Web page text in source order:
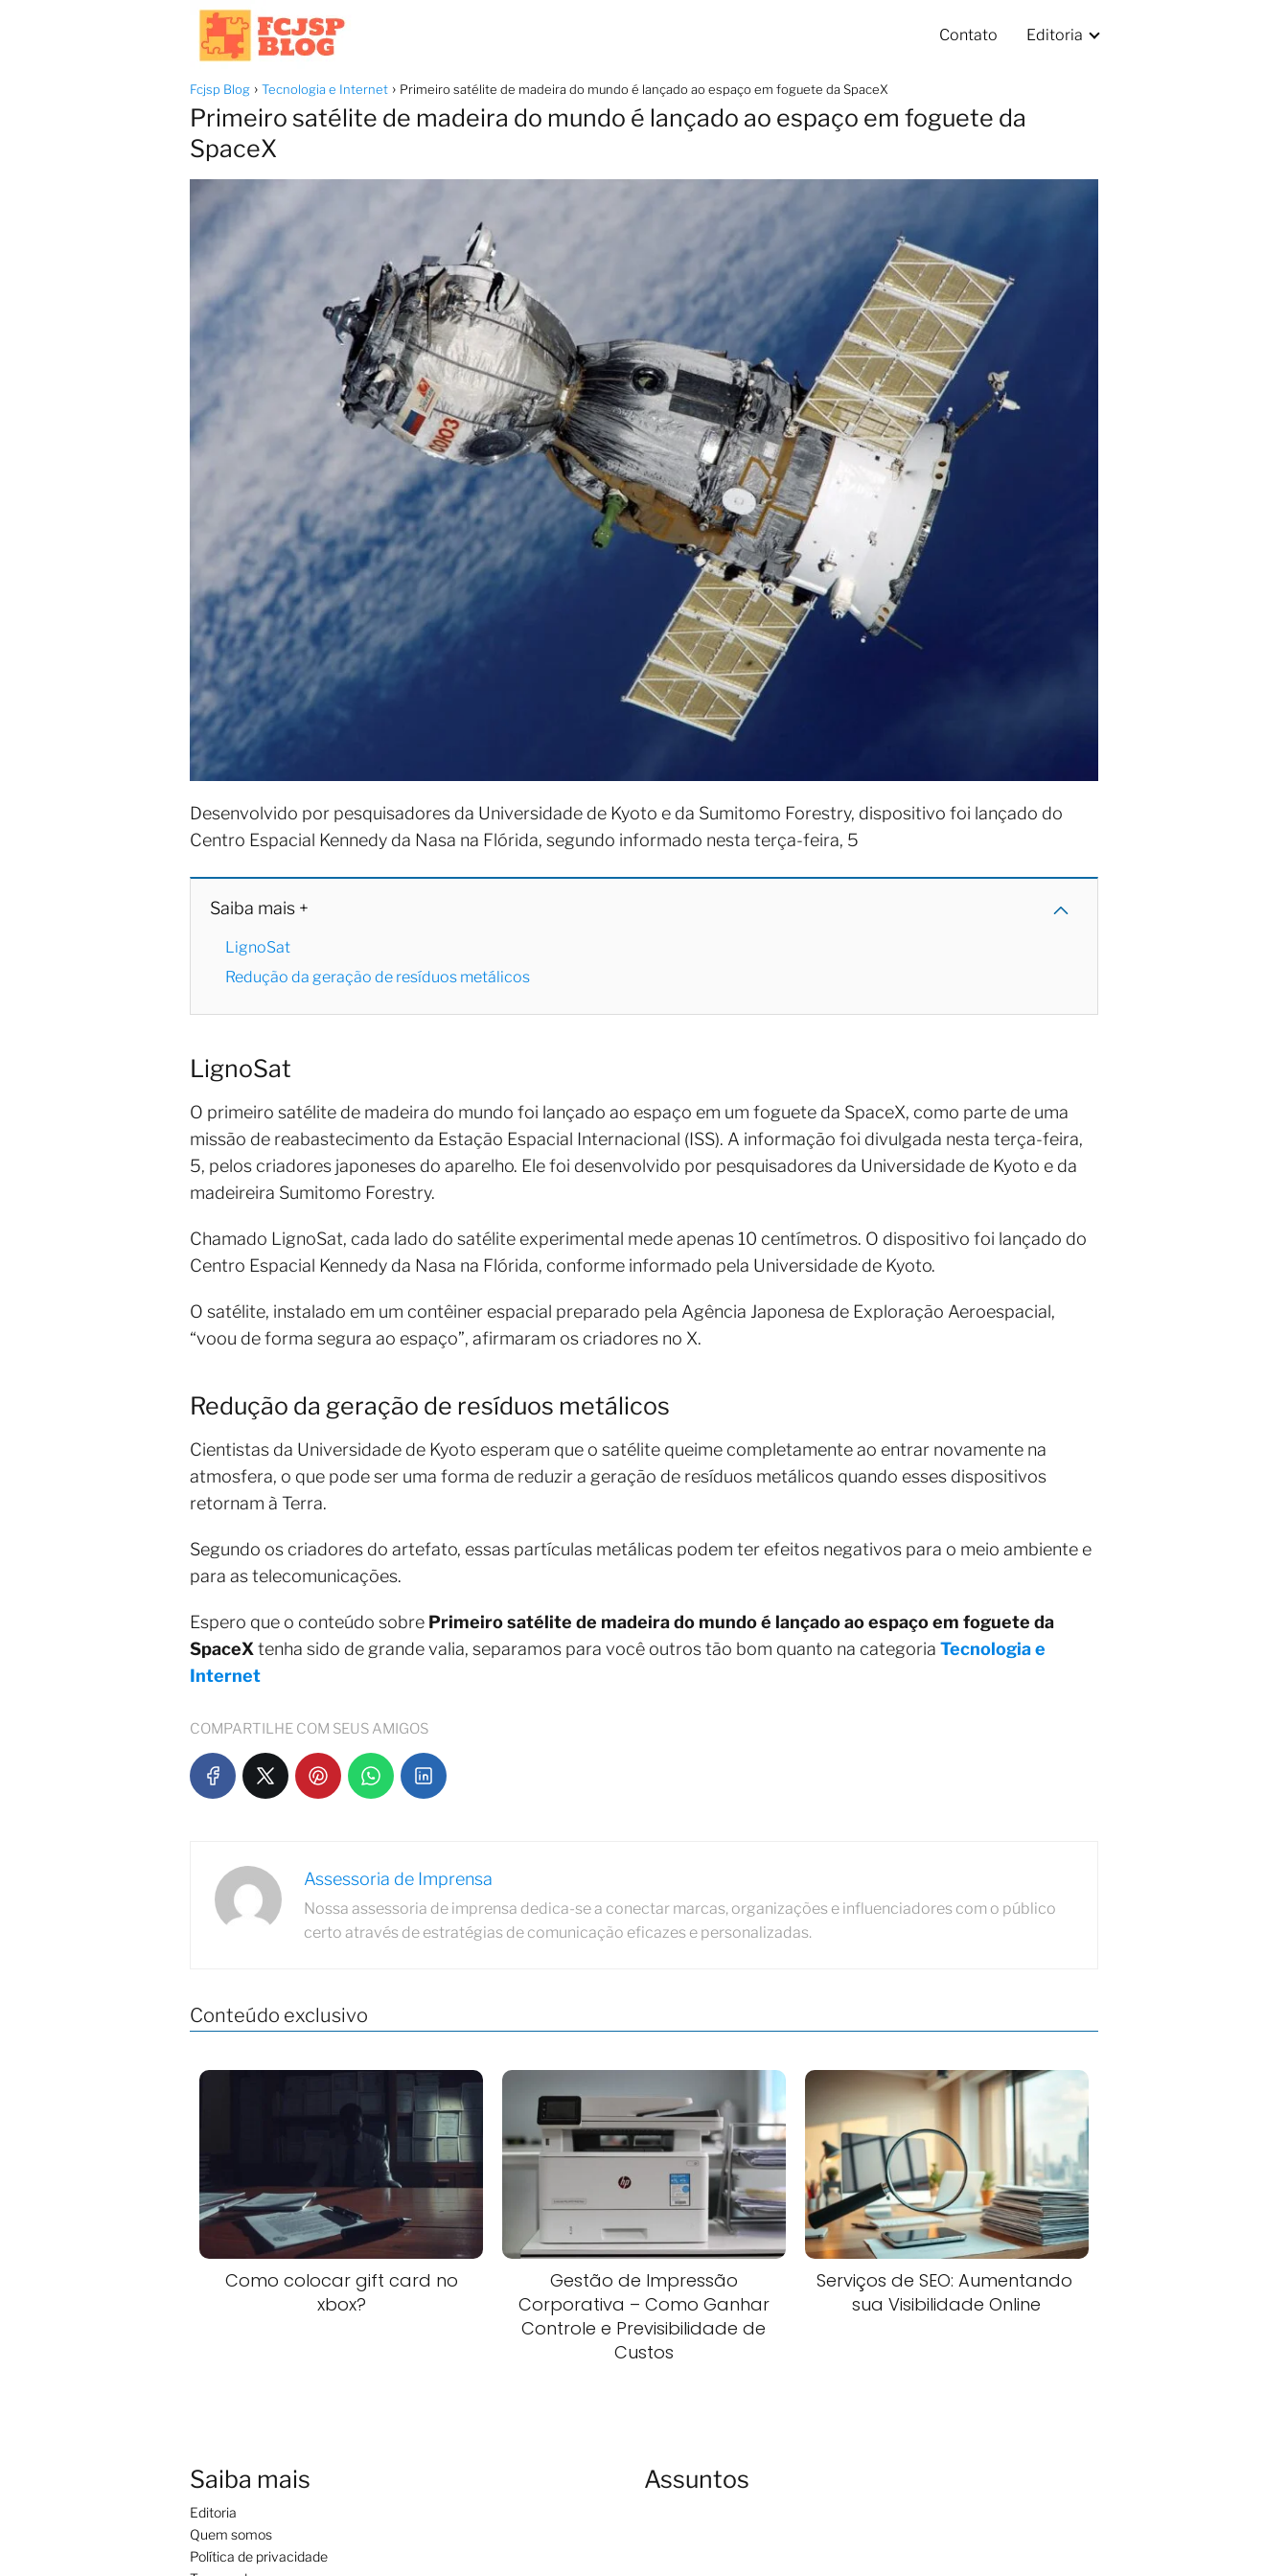
Contato Editoria
Fcjsp Blog Tecnologia e Internet Primeiro satélite de madeira do mundo é lançado ao espaço em foguete da SpaceX
Primeiro satélite de madeira do mundo é lançado ao espaço em foguete da
SpaceX
Desenvolvido por pesquisadores da Universidade de Kyoto e da Sumitomo Forestry, dispositivo foi lançado do
Centro Espacial Kennedy da Nasa na Flórida, segundo informado nesta terça-feira, 5
Saiba mais +
LignoSat
Redução da geração de resíduos metálicos
LignoSat
O primeiro satélite de madeira do mundo foi lançado ao espaço em um foguete da SpaceX, como parte de uma
missão de reabastecimento da Estação Espacial Internacional (ISS). A informação foi divulgada nesta terça-feira,
5, pelos criadores japoneses do aparelho. Ele foi desenvolvido por pesquisadores da Universidade de Kyoto e da
madeireira Sumitomo Forestry.
Chamado LignoSat, cada lado do satélite experimental mede apenas 10 centímetros. O dispositivo foi lançado do
Centro Espacial Kennedy da Nasa na Flórida, conforme informado pela Universidade de Kyoto.
O satélite, instalado em um contêiner espacial preparado pela Agência Japonesa de Exploração Aeroespacial,
“voou de forma segura ao espaço”, afirmaram os criadores no X.
Redução da geração de resíduos metálicos
Cientistas da Universidade de Kyoto esperam que o satélite queime completamente ao entrar novamente na
atmosfera, o que pode ser uma forma de reduzir a geração de resíduos metálicos quando esses dispositivos
retornam à Terra.
Segundo os criadores do artefato, essas partículas metálicas podem ter efeitos negativos para o meio ambiente e
para as telecomunicações.
Espero que o conteúdo sobre Primeiro satélite de madeira do mundo é lançado ao espaço em foguete da
SpaceX tenha sido de grande valia, separamos para você outros tão bom quanto na categoria Tecnologia e
Internet
COMPARTILHE COM SEUS AMIGOS
Assessoria de Imprensa
Nossa assessoria de imprensa dedica-se a conectar marcas, organizações e influenciadores com o público
certo através de estratégias de comunicação eficazes e personalizadas.
Conteúdo exclusivo
Como colocar gift card no
xbox?
Gestão de Impressão
Corporativa – Como Ganhar
Controle e Previsibilidade de
Custos
Serviços de SEO: Aumentando
sua Visibilidade Online
Saiba mais
Editoria
Quem somos
Política de privacidade
Assuntos